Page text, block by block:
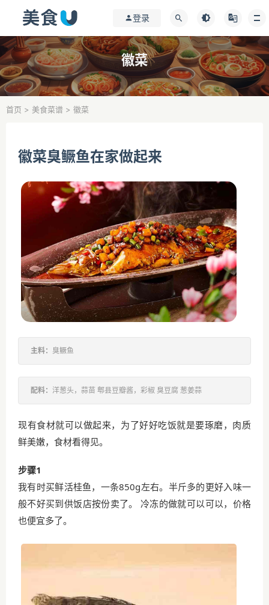
登录
徽菜
首页 > 美食菜谱 > 徽菜
徽菜臭鳜鱼在家做起来
主料： 臭鳜鱼
配料： 洋葱头，蒜苗 郫县豆瓣酱，彩椒 臭豆腐 葱姜蒜
现有食材就可以做起来，为了好好吃饭就是要琢磨，肉质
鲜美嫩，食材看得见。
步骤1
我有时买鲜活桂鱼，一条850g左右。半斤多的更好入味一
般不好买到供饭店按份卖了。 冷冻的做就可以可以，价格
也便宜多了。